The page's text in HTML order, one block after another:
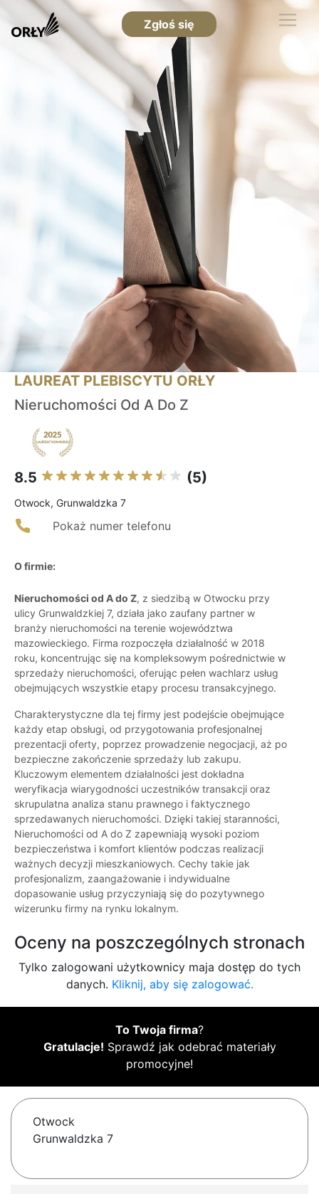
Zgłoś się
LAUREAT PLEBISCYTU ORŁY
Nieruchomości Od A Do Z
8.5 (5)
Otwock, Grunwaldzka 7
Pokaż numer telefonu
O firmie:
Nieruchomości od A do Z, z siedzibą w Otwocku przy
ulicy Grunwaldzkiej 7, działa jako zaufany partner w
branży nieruchomości na terenie województwa
mazowieckiego. Firma rozpoczęła działalność w 2018
roku, koncentrując się na kompleksowym pośrednictwie w
sprzedaży nieruchomości, oferując pełen wachlarz usług
obejmujących wszystkie etapy procesu transakcyjnego.
Charakterystyczne dla tej firmy jest podejście obejmujące
każdy etap obsługi, od przygotowania profesjonalnej
prezentacji oferty, poprzez prowadzenie negocjacji, aż po
bezpieczne zakończenie sprzedaży lub zakupu.
Kluczowym elementem działalności jest dokładna
weryfikacja wiarygodności uczestników transakcji oraz
skrupulatna analiza stanu prawnego i faktycznego
sprzedawanych nieruchomości. Dzięki takiej staranności,
Nieruchomości od A do Z zapewniają wysoki poziom
bezpieczeństwa i komfort klientów podczas realizacji
ważnych decyzji mieszkaniowych. Cechy takie jak
profesjonalizm, zaangażowanie i indywidualne
dopasowanie usług przyczyniają się do pozytywnego
wizerunku firmy na rynku lokalnym.
Oceny na poszczególnych stronach
Tylko zalogowani użytkownicy maja dostęp do tych
danych. Kliknij, aby się zalogować.
To Twoja firma?
Gratulacje! Sprawdź jak odebrać materiały
promocyjne!
Otwock
Grunwaldzka 7